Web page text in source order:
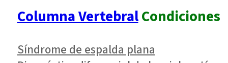
Columna VertebralCondiciones
Síndrome de espalda plana